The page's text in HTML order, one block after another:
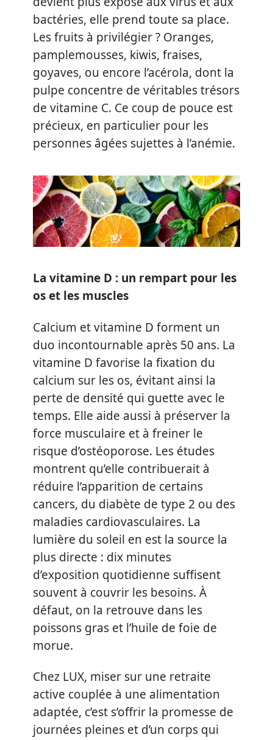
bactéries, elle prend toute sa place.
Les fruits à privilégier ? Oranges,
pamplemousses, kiwis, fraises,
goyaves, ou encore l’acérola, dont la
pulpe concentre de véritables trésors
de vitamine C. Ce coup de pouce est
précieux, en particulier pour les
personnes âgées sujettes à l’anémie.
La vitamine D : un rempart pour les
os et les muscles
Calcium et vitamine D forment un
duo incontournable après 50 ans. La
vitamine D favorise la fixation du
calcium sur les os, évitant ainsi la
perte de densité qui guette avec le
temps. Elle aide aussi à préserver la
force musculaire et à freiner le
risque d’ostéoporose. Les études
montrent qu’elle contribuerait à
réduire l’apparition de certains
cancers, du diabète de type 2 ou des
maladies cardiovasculaires. La
lumière du soleil en est la source la
plus directe : dix minutes
d’exposition quotidienne suffisent
souvent à couvrir les besoins. À
défaut, on la retrouve dans les
poissons gras et l’huile de foie de
morue.
Chez LUX, miser sur une retraite
active couplée à une alimentation
adaptée, c’est s’offrir la promesse de
journées pleines et d’un corps qui